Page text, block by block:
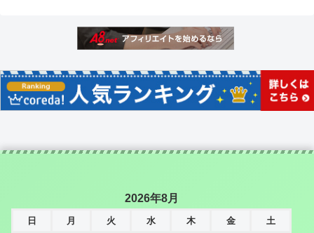
2026年8月
日 月 火 水 木 金
土